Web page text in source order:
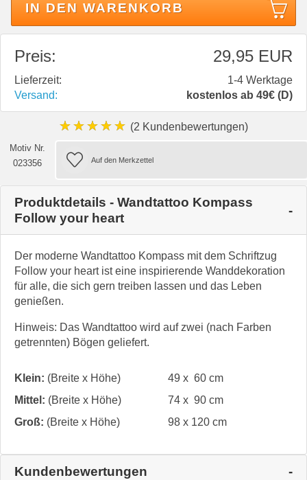
IN DEN WARENKORB
Preis: 29,95 EUR
Lieferzeit:
1-4 Werktage
Versand:
kostenlos ab 49€ (D)
★★★★★ (2 Kundenbewertungen)
Motiv Nr.
023356
Produktdetails - Wandtattoo Kompass
Follow your heart
Der moderne Wandtattoo Kompass mit dem Schriftzug
Follow your heart ist eine inspirierende Wanddekoration
für alle, die sich gern treiben lassen und das Leben
genießen.
Hinweis: Das Wandtattoo wird auf zwei (nach Farben
getrennten) Bögen geliefert.
Klein: (Breite x Höhe)
49 x 60 cm
Mittel: (Breite x Höhe)
74 x 90 cm
Groß: (Breite x Höhe) 98 x 120 cm
Kundenbewertungen